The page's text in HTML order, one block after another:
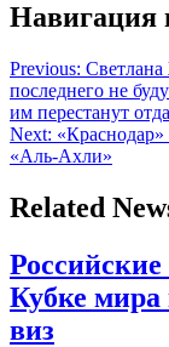
Навигация
Previous:
последнего не
им перестанут
Next:
«Аль-Ахли»
Related
Кубке мира
виз